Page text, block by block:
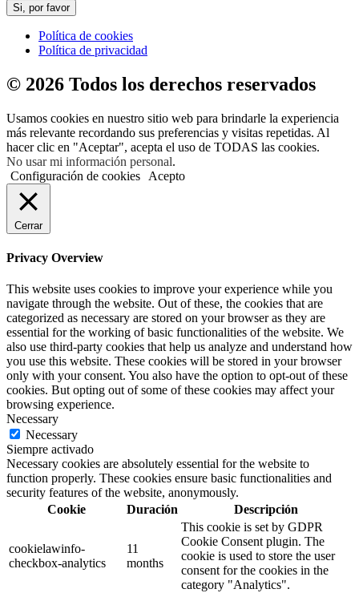
Si, por favor
Política de cookies
Política de privacidad
© 2026 Todos los derechos reservados
Usamos cookies en nuestro sitio web para brindarle la experiencia
más relevante recordando sus preferencias y visitas repetidas. Al
hacer clic en "Aceptar", acepta el uso de TODAS las cookies.
No usar mi información personal.
Configuración de cookies
Acepto
Cerrar
Privacy Overview
This website uses cookies to improve your experience while you
navigate through the website. Out of these, the cookies that are
categorized as necessary are stored on your browser as they are
essential for the working of basic functionalities of the website. We
also use third-party cookies that help us analyze and understand how
you use this website. These cookies will be stored in your browser
only with your consent. You also have the option to opt-out of these
cookies. But opting out of some of these cookies may affect your
browsing experience.
Necessary
Necessary
Siempre activado
Necessary cookies are absolutely essential for the website to
function properly. These cookies ensure basic functionalities and
security features of the website, anonymously.
Cookie
Duración Descripción
cookielawinfo-
checkbox-analytics
11
months
This cookie is set by GDPR
Cookie Consent plugin. The
cookie is used to store the user
consent for the cookies in the
category "Analytics".